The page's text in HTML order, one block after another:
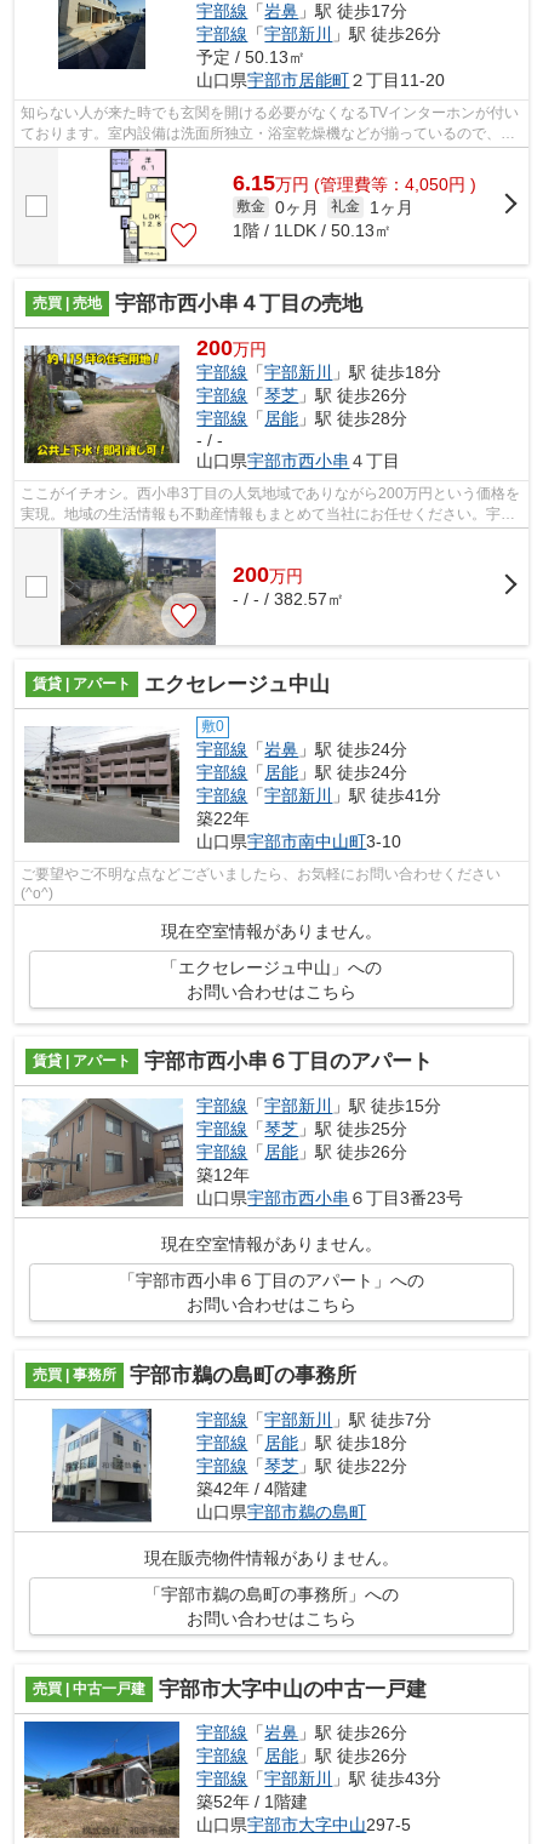
宇部線 「岩鼻 」駅 徒歩17分
宇部線 「宇部新川
」駅 徒歩26分
予定 / 50.13㎡
山口県宇部市居能町２丁目11-20
知らない人が来た時でも玄関を開ける必要がなくなるTVインターホンが付い
ております。室内設備は洗面所独立・浴室乾燥機などが揃っているので、快
適に過ごしやすいお部屋になります。...
6.15万円 (管理費等：4,050円 )
敷金 0ヶ月 礼金
1ヶ月
1階 / 1LDK / 50.13㎡
売買 | 売地 宇部市西小串４丁目の売地
200万円
宇部線 「宇部新川
」駅 徒歩18分
宇部線 「琴芝 」駅 徒歩26分
宇部線 「 居能 」駅 徒歩28分
- / -
山口県宇部市西小串 ４丁目
ここがイチオシ。西小串3丁目の人気地域でありながら200万円という価格を
実現。地域の生活情報も不動産情報もまとめて当社にお任せください。宇部
市エリアの地元密着の不動産会社だか...
200万円
- / - / 382.57㎡
賃貸 | アパート エクセレージュ中山
敷0
宇部線 「岩鼻 」駅 徒歩24分
宇部線 「 居能 」駅 徒歩24分
宇部線 「宇部新川
」駅 徒歩41分
築22年
山口県宇部市南中山町3-10
ご要望やご不明な点などございましたら、お気軽にお問い合わせください
(^o^)
現在空室情報がありません。
「エクセレージュ中山」への
お問い合わせはこちら
賃貸 | アパート 宇部市西小串６丁目のアパート
宇部線 「宇部新川
」駅 徒歩15分
宇部線 「琴芝 」駅 徒歩25分
宇部線 「 居能 」駅 徒歩26分
築12年
山口県宇部市西小串 ６丁目3番23号
現在空室情報がありません。
「宇部市西小串６丁目のアパート」への
お問い合わせはこちら
売買 | 事務所 宇部市鵜の島町の事務所
宇部線 「宇部新川
」駅 徒歩7分
宇部線 「 居能 」駅 徒歩18分
宇部線 「琴芝 」駅 徒歩22分
築42年 / 4階建
山口県宇部市鵜の島町
現在販売物件情報がありません。
「宇部市鵜の島町の事務所」への
お問い合わせはこちら
売買 | 中古一戸建 宇部市大字中山の中古一戸建
宇部線 「岩鼻 」駅 徒歩26分
宇部線 「居能 」駅 徒歩26分
宇部線 「宇部新川
」駅 徒歩43分
築52年 / 1階建
山口県宇部市大字中山297-5